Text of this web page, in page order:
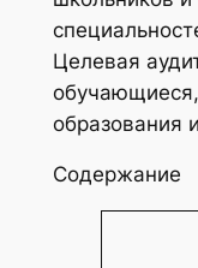
Целевая
образования
Содержание